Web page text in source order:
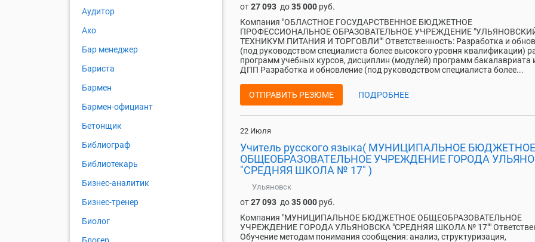
от27 093 до35 000 руб.
Компания "ОБЛАСТНОЕ ГОСУДАРСТВЕННОЕ БЮДЖЕТНОЕ
ПРОФЕССИОНАЛЬНОЕ ОБРАЗОВАТЕЛЬНОЕ УЧРЕЖДЕНИЕ
ТЕХНИКУМ ПИТАНИЯ И ТОРГОВЛИ"" Ответственность: Разработка и
(под руководством специалиста более высокого уровня квалификации)
программ учебных курсов, дисциплин (модулей) программ бакалавриата
ДПП Разработка и обновление (под руководством специалиста более...
ОТПРАВИТЬ РЕЗЮМЕ ПОДРОБНЕЕ
22 Июля
Учитель русского языка( МУНИЦИПАЛЬНОЕ БЮДЖЕТНОЕ
ОБЩЕОБРАЗОВАТЕЛЬНОЕ УЧРЕЖДЕНИЕ ГОРОДА
"СРЕДНЯЯ ШКОЛА № 17" )
Ульяновск
от27 093 до35 000 руб.
Компания "МУНИЦИПАЛЬНОЕ БЮДЖЕТНОЕ ОБЩЕОБРАЗОВАТЕЛЬНОЕ
УЧРЕЖДЕНИЕ ГОРОДА УЛЬЯНОВСКА "СРЕДНЯЯ ШКОЛА № 17""
Обучение методам понимания сообщения: анализ, структуризация,
Аудитор
Ахо
Бар менеджер
Бариста
Бармен
Бармен-официант
Бетонщик
Библиограф
Библиотекарь
Бизнес-аналитик
Бизнес-тренер
Биолог